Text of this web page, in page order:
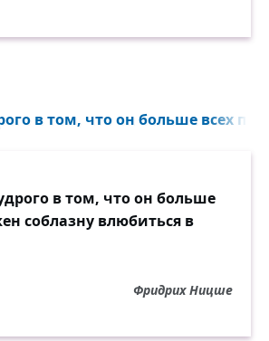
в том, что он больше всех
в том, что он больше
соблазну влюбиться в
Фридрих Ницше